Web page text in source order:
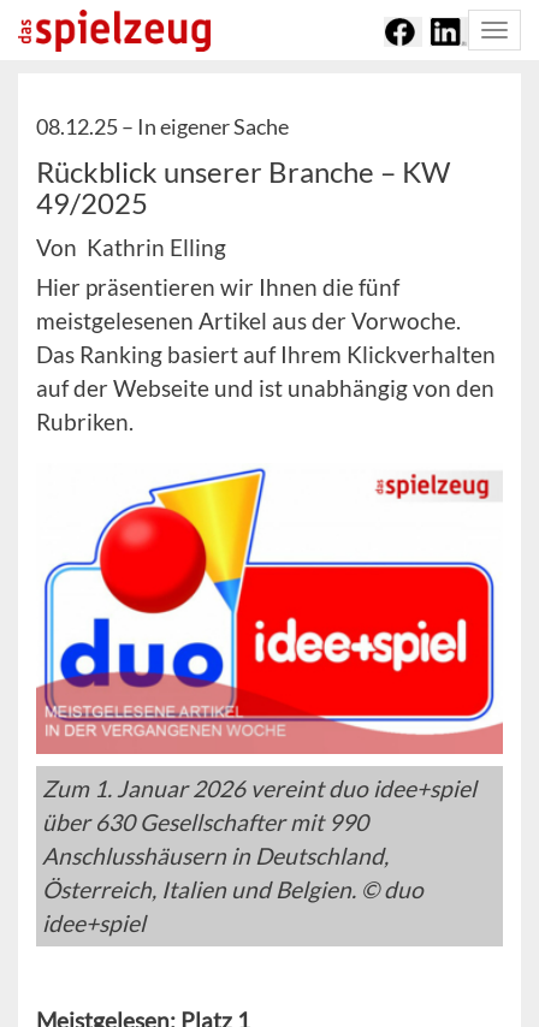
08.12.25 – In eigener Sache
Rückblick unserer Branche – KW
49/2025
Von Kathrin Elling
Hier präsentieren wir Ihnen die fünf
meistgelesenen Artikel aus der Vorwoche.
Das Ranking basiert auf Ihrem Klickverhalten
auf der Webseite und ist unabhängig von den
Rubriken.
Zum 1. Januar 2026 vereint duo idee+spiel
über 630 Gesellschafter mit 990
Anschlusshäusern in Deutschland,
Österreich, Italien und Belgien. © duo
idee+spiel
Meistgelesen: Platz 1